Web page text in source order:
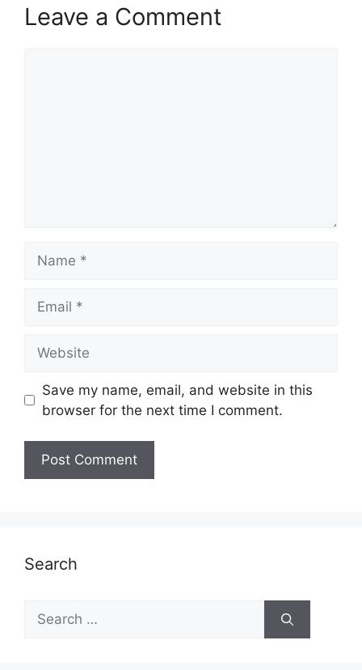
Leave a Comment
Save my name, email, and website in this
browser for the next time I comment.
Search
Search
for: